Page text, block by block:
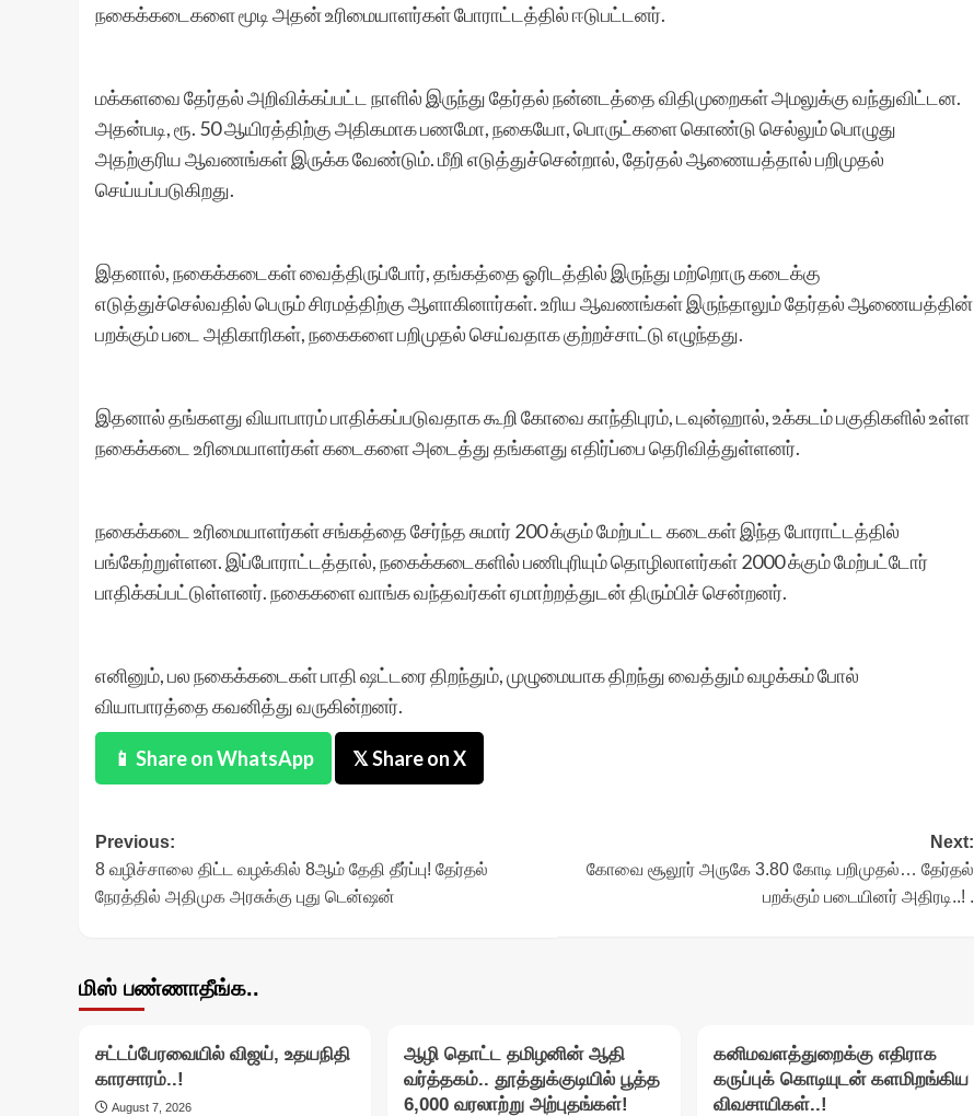
நகைக்கடைகளை மூடி அதன் உரிமையாளர்கள் போராட்டத்தில் ஈடுபட்டனர்.
மக்களவை தேர்தல் அறிவிக்கப்பட்ட நாளில் இருந்து தேர்தல் நன்னடத்தை விதிமுறைகள் அமலுக்கு வந்துவிட்டன.
அதன்படி, ரூ. 50 ஆயிரத்திற்கு அதிகமாக பணமோ, நகையோ, பொருட்களை கொண்டு செல்லும் பொழுது
அதற்குரிய ஆவணங்கள் இருக்க வேண்டும். மீறி எடுத்துச்சென்றால், தேர்தல் ஆணையத்தால் பறிமுதல்
செய்யப்படுகிறது.
இதனால், நகைக்கடைகள் வைத்திருப்போர், தங்கத்தை ஓரிடத்தில் இருந்து மற்றொரு கடைக்கு
எடுத்துச்செல்வதில் பெரும் சிரமத்திற்கு ஆளாகினார்கள். உரிய ஆவணங்கள் இருந்தாலும் தேர்தல் ஆணையத்தின்
பறக்கும் படை அதிகாரிகள், நகைகளை பறிமுதல் செய்வதாக குற்றச்சாட்டு எழுந்தது.
இதனால் தங்களது வியாபாரம் பாதிக்கப்படுவதாக கூறி கோவை காந்திபுரம், டவுன்ஹால், உக்கடம் பகுதிகளில் உள்ள
நகைக்கடை உரிமையாளர்கள் கடைகளை அடைத்து தங்களது எதிர்ப்பை தெரிவித்துள்ளனர்.
நகைக்கடை உரிமையாளர்கள் சங்கத்தை சேர்ந்த சுமார் 200 க்கும் மேற்பட்ட கடைகள் இந்த போராட்டத்தில்
பங்கேற்றுள்ளன. இப்போராட்டத்தால், நகைக்கடைகளில் பணிபுரியும் தொழிலாளர்கள் 2000 க்கும் மேற்பட்டோர்
பாதிக்கப்பட்டுள்ளனர். நகைகளை வாங்க வந்தவர்கள் ஏமாற்றத்துடன் திரும்பிச் சென்றனர்.
எனினும், பல நகைக்கடைகள் பாதி ஷட்டரை திறந்தும், முழுமையாக திறந்து வைத்தும் வழக்கம் போல்
வியாபாரத்தை கவனித்து வருகின்றனர்.
📱 Share on WhatsApp 𝕏 Share on X
Post
navigation
Previous:
8 வழிச்சாலை திட்ட வழக்கில் 8ஆம் தேதி தீர்ப்பு! தேர்தல்
நேரத்தில் அதிமுக அரசுக்கு புது டென்ஷன்
Next:
கோவை சூலூர் அருகே 3.80 கோடி பறிமுதல்… தேர்தல்
பறக்கும் படையினர் அதிரடி..! .
மிஸ் பண்ணாதீங்க..
சட்டப்பேரவையில் விஜய், உதயநிதி
காரசாரம்..!
August 7, 2026
ஆழி தொட்ட தமிழனின் ஆதி
வர்த்தகம்.. தூத்துக்குடியில் பூத்த
6,000 வரலாற்று அற்புதங்கள்!
கனிமவளத்துறைக்கு எதிராக
கருப்புக் கொடியுடன் களமிறங்கிய
விவசாயிகள்..!